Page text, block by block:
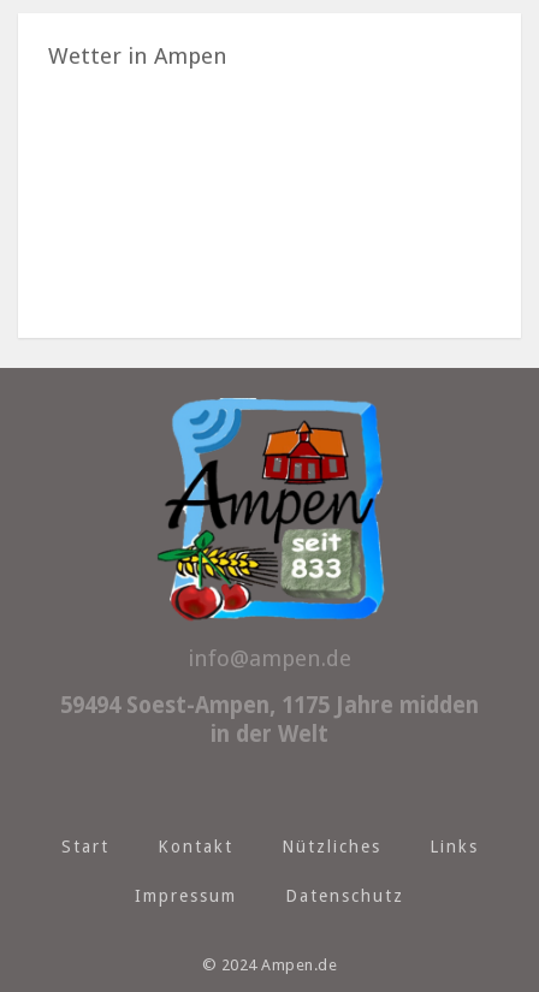
Wetter in Ampen
info@ampen.de
59494 Soest-Ampen, 1175 Jahre midden
in der Welt
Start Kontakt Nützliches Links
Impressum Datenschutz
© 2024 Ampen.de